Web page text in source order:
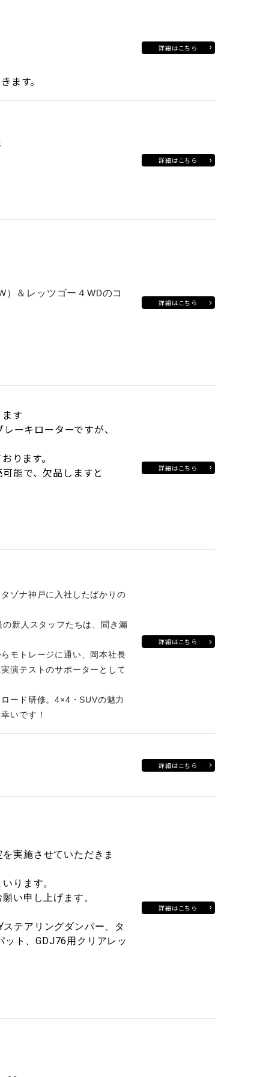
ます。
詳細はこちら
詳細はこちら
）＆レッツゴー４WDのコ
詳細はこちら
す
ーキローターですが、
ります。
能で、欠品しますと
詳細はこちら
ゾナ神戸に入社したばかりの
新人スタッフたちは、聞き漏
モトレージに通い、岡本社長
演テストのサポーターとして
ード研修。4×4・SUVの魅力
いです！
詳細はこちら
詳細はこちら
実施させていただきま
ります。
い申し上げます。
テアリングダンパー、タ
ト、GDJ76用クリアレッ
詳細はこちら